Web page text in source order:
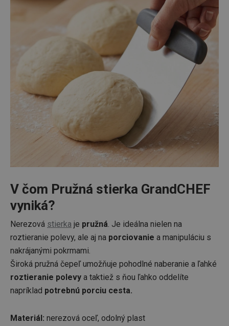
V čom Pružná stierka GrandCHEF
vyniká?
Nerezová stierka je pružná. Je ideálna nielen na
roztieranie polevy, ale aj na porciovanie a manipuláciu s
nakrájanými pokrmami.
Široká pružná čepeľ umožňuje pohodlné naberanie a ľahké
roztieranie polevy a taktiež s ňou ľahko oddelíte
napríklad potrebnú porciu cesta.
Materiál: nerezová oceľ, odolný plast